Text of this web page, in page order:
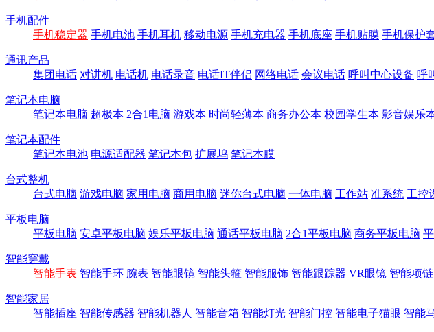
手机配件
手机稳定器 手机电池 手机耳机 移动电源 手机充电器 手机底座 手机贴膜 手机保护
通讯产品
集团电话 对讲机 电话机 电话录音 电话IT伴侣 网络电话 会议电话 呼叫中心设备 呼
笔记本电脑
笔记本电脑 超极本 2合1电脑 游戏本 时尚轻薄本 商务办公本 校园学生本 影音娱乐
笔记本配件
笔记本电池 电源适配器 笔记本包 扩展坞 笔记本膜
台式整机
台式电脑 游戏电脑 家用电脑 商用电脑 迷你台式电脑 一体电脑 工作站 准系统 工控
平板电脑
平板电脑 安卓平板电脑 娱乐平板电脑 通话平板电脑 2合1平板电脑 商务平板电脑
智能穿戴
智能手表 智能手环 腕表 智能眼镜 智能头箍 智能服饰 智能跟踪器 VR眼镜 智能项链
智能家居
智能插座 智能传感器 智能机器人 智能音箱 智能灯光 智能门控 智能电子猫眼 智能